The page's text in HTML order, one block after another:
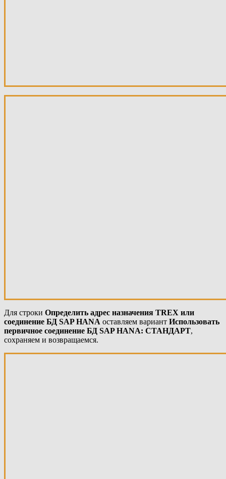
Для строки Определить адрес назначения TREX или
соединение БД SAP HANA оставляем вариант Использовать
первичное соединение БД SAP HANA: СТАНДАРТ,
сохраняем и возвращаемся.